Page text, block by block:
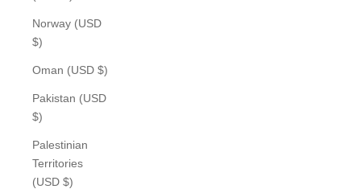
Norway (USD
$)
Oman (USD $)
Pakistan (USD
$)
Palestinian
Territories
(USD $)